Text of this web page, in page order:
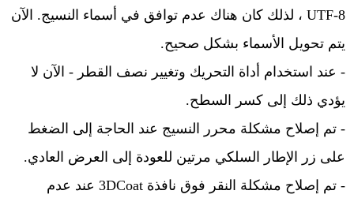
UTF-8 ، لذلك كان هناك عدم توافق في أسماء النسيج. الآن
يتم تحويل الأسماء بشكل صحيح.
- عند استخدام أداة التحريك وتغيير نصف القطر - الآن لا
يؤدي ذلك إلى كسر السطح.
- تم إصلاح مشكلة محرر النسيج عند الحاجة إلى الضغط
على زر الإطار السلكي مرتين للعودة إلى العرض العادي.
- تم إصلاح مشكلة النقر فوق نافذة 3DCoat عند عدم